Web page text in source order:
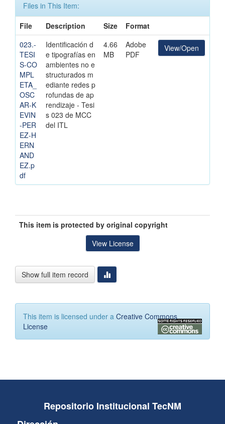
Files in This Item:
File
Description Size
Format
023.-
TESI
S-CO
MPL
ETA_
OSC
AR-K
EVIN
-PER
EZ-H
ERN
AND
EZ.p
df
Identificación d
e tipografías en
ambientes no e
structurados m
ediante redes p
rofundas de ap
rendizaje - Tesi
s 023 de MCC
del ITL
4.66
MB
Adobe
PDF
View/Open
This item is protected by original copyright
View License
Show full item record
This item is licensed under a Creative Commons
License
Repositorio Institucional TecNM